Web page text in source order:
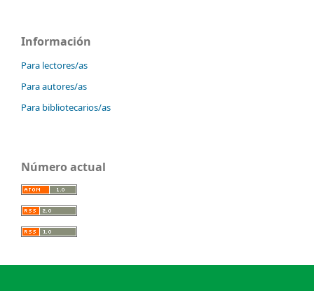
Información
Para lectores/as
Para autores/as
Para bibliotecarios/as
Número actual